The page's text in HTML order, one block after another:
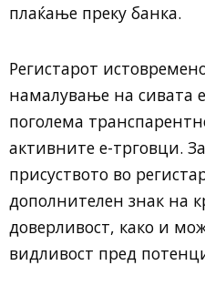
плаќање преку банка.
Регистарот
намалување на сивата
поголема
активните е-трговци.
присуството во
дополнителен знак на
доверливост, како и
видливост пред